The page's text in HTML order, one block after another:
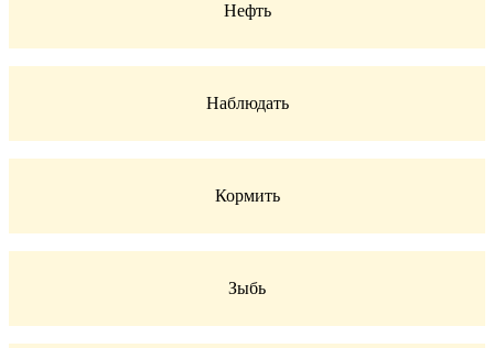
Нефть
Наблюдать
Кормить
Зыбь